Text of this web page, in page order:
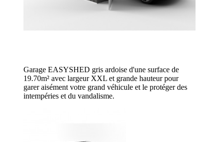
Garage EASYSHED gris ardoise d'une surface de
19.70m² avec largeur XXL et grande hauteur pour
garer aisément votre grand véhicule et le protéger des
intempéries et du vandalisme.